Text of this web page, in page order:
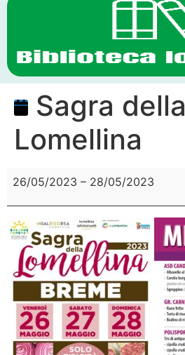
Sagra della
Lomellina
26/05/2023 – 28/05/2023